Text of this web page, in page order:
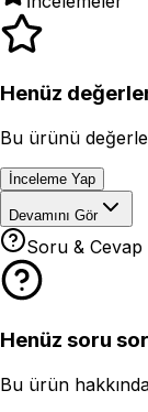
Henüz
Bu ürünü
İnceleme Yap
Devamını Gör
Soru & Cevap
Henüz soru
Bu ürün